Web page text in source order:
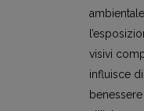
visivi
influisce